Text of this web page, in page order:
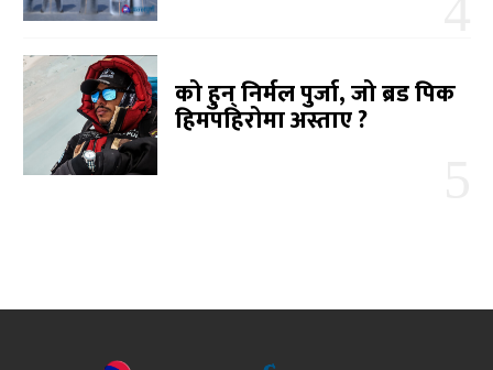
को हुन् निर्मल पुर्जा, जो ब्रड पिक
हिमपहिरोमा अस्ताए ?